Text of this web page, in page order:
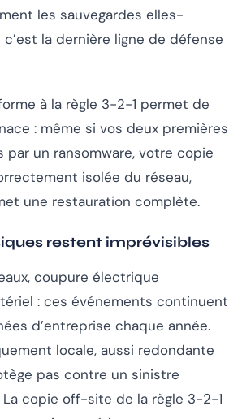
les sauvegardes elles-
la dernière ligne de défense
à la règle 3-2-1 permet de
: même si vos deux premières
un ransomware, votre copie
isolée du réseau,
une restauration complète.
restent imprévisibles
coupure électrique
: ces événements continuent
d’entreprise chaque année.
locale, aussi redondante
pas contre un sinistre
copie off-site de la règle 3-2-1